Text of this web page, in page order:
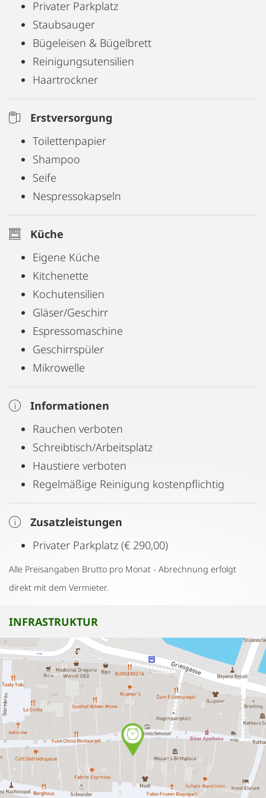
Fühlen Sie sich wie zuhause!
Privater Parkplatz
Staubsauger
Bügeleisen & Bügelbrett
Reinigungsutensilien
Haartrockner
Erstversorgung
Toilettenpapier
Shampoo
Seife
Nespressokapseln
Küche
Eigene Küche
Kitchenette
Kochutensilien
Gläser/Geschirr
Espressomaschine
Geschirrspüler
Mikrowelle
Informationen
Rauchen verboten
Schreibtisch/Arbeitsplatz
Haustiere verboten
Regelmäßige Reinigung kostenpflichtig
Zusatzleistungen
Privater Parkplatz (€ 290,00)
Alle Preisangaben Brutto pro Monat - Abrechnung erfolgt
direkt mit dem Vermieter.
INFRASTRUKTUR